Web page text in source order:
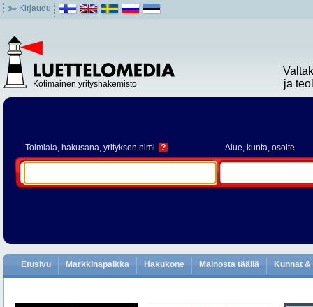
Kirjaudu
Kotimainen yrityshakemisto
ja
Toimiala, hakusana, yrityksen nimi ? Alue, kunta, osoite
Etusivu Markkinapaikka Hakukone Mainosta täällä Kunnat